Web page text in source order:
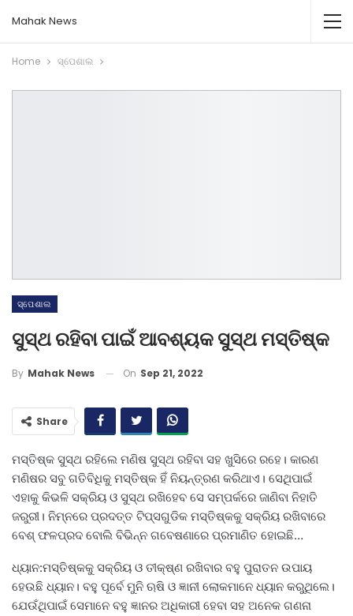
Mahak News
Home ସ୍ପେଶାଲ
ସ୍ପେଶାଲ
ସୁସ୍ଥ ରହିବା ପାଇଁ ଆବଶ୍ୟକ ସୁସ୍ଥ ମସ୍ତିଷ୍କ
By Mahak News On Sep 21, 2022
Share
ମସ୍ତିଷ୍କ ସୁସ୍ଥ ରହିଲେ ମଣିଷ ସୁସ୍ଥ ରହିବା ସହ ଖୁସିରେ ରହେ। କାରଣ
ମଣିଷର ସବୁ ଗତିବିଧିକୁ ମସ୍ତିଷ୍କ ହିଁ ନିୟନ୍ତ୍ରଣ କରିଥାଏ। ସେଥିପାଇଁ
ଏହାକୁ କିଭଳି ସକ୍ରିୟ ଓ ସୁସ୍ଥ ରଖିହେବ ସେ ସମ୍ପର୍କରେ ଜାଣିବା ନିହାତି
ଜରୁରୀ। ନିମ୍ନରେ ପ୍ରଦତ୍ତ ଟିପ୍ସଗୁଡିକ ମସ୍ତିଷ୍କକୁ ସକ୍ରିୟ ରଖିବାରେ
ବେଶ୍‌ ଫଳପ୍ରଦ ବୋଲି ବିଭିନ୍ନ ଗବେଷଣାରେ ପ୍ରମାଣିତ ହୋଇଛି…
ଧ୍ୟାନ:ମସ୍ତିଷ୍କକୁ ସକ୍ରିୟ ଓ ତୀକ୍ଷ୍ଣ ରଖିବାର ବହୁ ପୁରାତନ ଉପାୟ
ହେଉଛି ଧ୍ୟାନ। ବହୁ ପୂର୍ବେ ମୁନି ଋଷି ଓ ଜ୍ଞାନୀ ଲୋକମାନେ ଧ୍ୟାନ କରୁଥିଲେ।
ଯେଉଁଥିପାଇଁ ସେମାନେ ବହୁ ଜ୍ଞାନର ଅଧିକାରୀ ହେବା ସହ ଅନେକ ଗଣନା